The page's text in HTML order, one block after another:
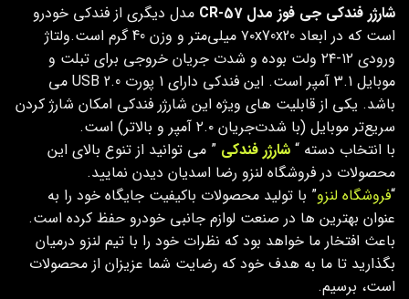
شارژر فندکی جی فوز مدل CR-57
مدل دیگری از فندکی خودرو
است که در ابعاد ۷۰x70x20 میلی‌متر و وزن 40 گرم است.ولتاژ
ورودی ۱۲-۲۴ ولت بوده و شدت جریان خروجی برای تبلت و
موبایل 3.1 آمپر است. این فندکی دارای 1 پورت USB 2.0 می
باشد. یکی از قابلیت های ویژه این شارژر فندکی امکان شارژ کردن
سریع‌تر موبایل (با شدت‌جریان ۲.۰ آمپر و بالاتر) است.
با انتخاب دسته “ شارژر فندکی ” می توانید از تنوع بالای این
محصولات در فروشگاه لنزو رضا اسدیان دیدن نمایید.
“فروشگاه لنزو” با تولید محصولات باکیفیت جایگاه خود را به
عنوان بهترین ها در صنعت لوازم جانبی خودرو حفظ کرده است.
باعث افتخار ما خواهد بود که نظرات خود را با تیم لنزو درمیان
بگذارید تا ما به هدف خود که رضایت شما عزیزان از محصولات
است، برسیم.